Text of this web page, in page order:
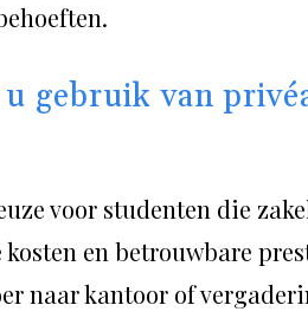
gebruik van
voor studenten die
en betrouwbare
naar kantoor of